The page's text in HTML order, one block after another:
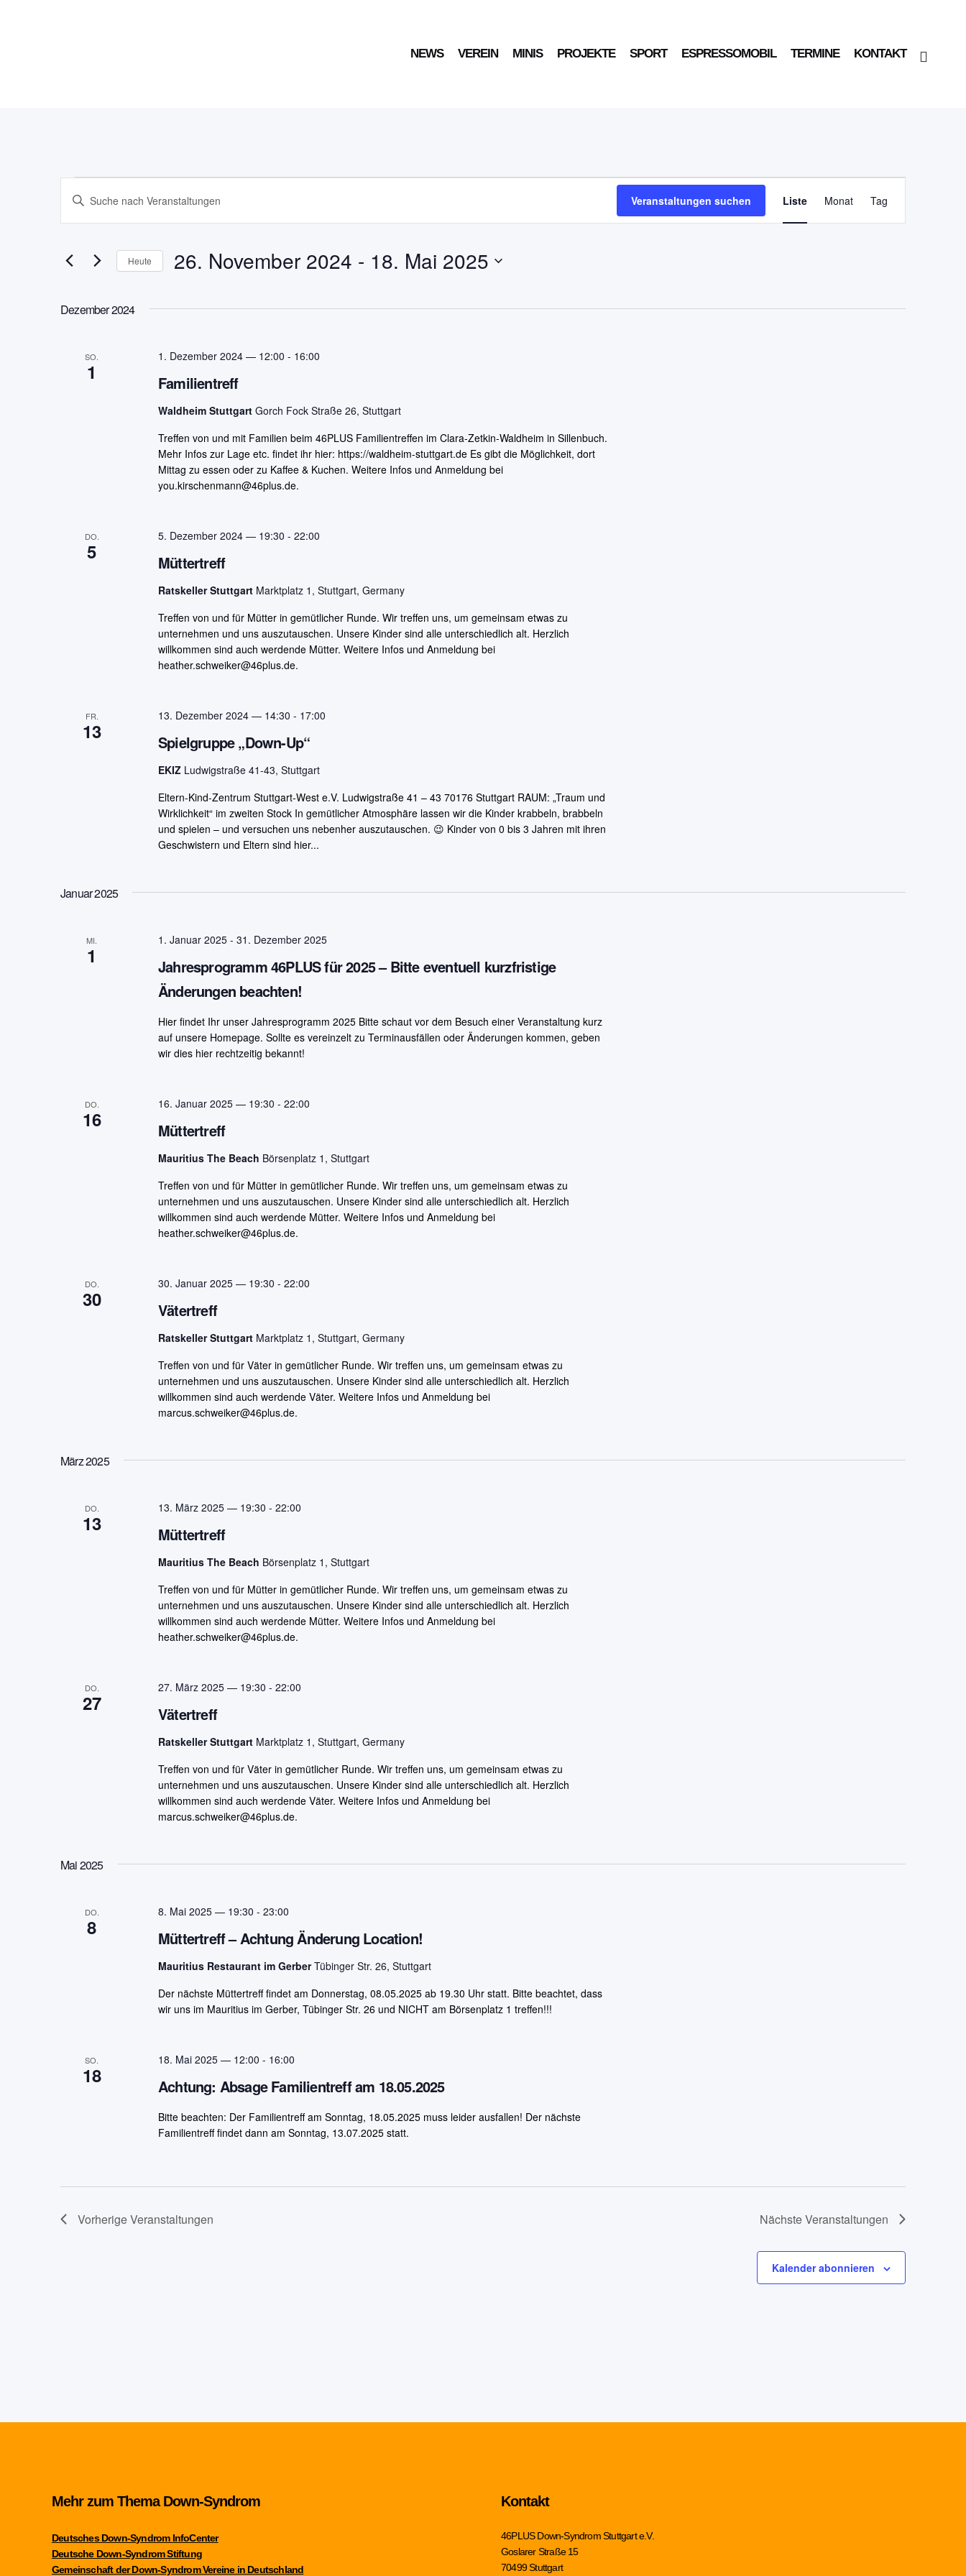
NEWS VEREIN MINIS PROJEKTE SPORT ESPRESSOMOBIL TERMINE KONTAKT
Veranstaltungen
Veranstaltungen
Suche
und
Bitte
nach
Schlüsselwort.
Veranstaltungen suchen
Ansichten-
Liste Monat Tag
Heute 26. November 2024 - 18. Mai 2025
Dezember 2024
SO.
1 Familientreff
1. Dezember 2024 — 12:00 - 16:00
Waldheim Stuttgart Gorch Fock Straße 26, Stuttgart
Treffen von und mit Familien beim 46PLUS Familientreffen im Clara-Zetkin-Waldheim in Sillenbuch.
Mehr Infos zur Lage etc. findet ihr hier: https://waldheim-stuttgart.de Es gibt die Möglichkeit, dort
Mittag zu essen oder zu Kaffee & Kuchen. Weitere Infos und Anmeldung bei
you.kirschenmann@46plus.de.
DO.
5 Müttertreff
5. Dezember 2024 — 19:30 - 22:00
Ratskeller Stuttgart Marktplatz 1, Stuttgart, Germany
Treffen von und für Mütter in gemütlicher Runde. Wir treffen uns, um gemeinsam etwas zu
unternehmen und uns auszutauschen. Unsere Kinder sind alle unterschiedlich alt. Herzlich
willkommen sind auch werdende Mütter. Weitere Infos und Anmeldung bei
heather.schweiker@46plus.de.
FR.
13 Spielgruppe „Down-Up“
13. Dezember 2024 — 14:30 - 17:00
EKIZ Ludwigstraße 41-43, Stuttgart
Eltern-Kind-Zentrum Stuttgart-West e.V. Ludwigstraße 41 – 43 70176 Stuttgart RAUM: „Traum und
Wirklichkeit“ im zweiten Stock In gemütlicher Atmosphäre lassen wir die Kinder krabbeln, brabbeln
und spielen – und versuchen uns nebenher auszutauschen. 😉 Kinder von 0 bis 3 Jahren mit ihren
Geschwistern und Eltern sind hier...
Januar 2025
MI.
1
Jahresprogramm 46PLUS für 2025 – Bitte eventuell kurzfristige
Änderungen beachten!
1. Januar 2025- 31. Dezember 2025
Hier findet Ihr unser Jahresprogramm 2025 Bitte schaut vor dem Besuch einer Veranstaltung kurz
auf unsere Homepage. Sollte es vereinzelt zu Terminausfällen oder Änderungen kommen, geben
wir dies hier rechtzeitig bekannt!
DO.
16 Müttertreff
16. Januar 2025 — 19:30 - 22:00
Mauritius The Beach Börsenplatz 1, Stuttgart
Treffen von und für Mütter in gemütlicher Runde. Wir treffen uns, um gemeinsam etwas zu
unternehmen und uns auszutauschen. Unsere Kinder sind alle unterschiedlich alt. Herzlich
willkommen sind auch werdende Mütter. Weitere Infos und Anmeldung bei
heather.schweiker@46plus.de.
DO.
30 Vätertreff
30. Januar 2025 — 19:30 - 22:00
Ratskeller Stuttgart Marktplatz 1, Stuttgart, Germany
Treffen von und für Väter in gemütlicher Runde. Wir treffen uns, um gemeinsam etwas zu
unternehmen und uns auszutauschen. Unsere Kinder sind alle unterschiedlich alt. Herzlich
willkommen sind auch werdende Väter. Weitere Infos und Anmeldung bei
marcus.schweiker@46plus.de.
März 2025
DO.
13 Müttertreff
13. März 2025 — 19:30 - 22:00
Mauritius The Beach Börsenplatz 1, Stuttgart
Treffen von und für Mütter in gemütlicher Runde. Wir treffen uns, um gemeinsam etwas zu
unternehmen und uns auszutauschen. Unsere Kinder sind alle unterschiedlich alt. Herzlich
willkommen sind auch werdende Mütter. Weitere Infos und Anmeldung bei
heather.schweiker@46plus.de.
DO.
27 Vätertreff
27. März 2025 — 19:30 - 22:00
Ratskeller Stuttgart Marktplatz 1, Stuttgart, Germany
Treffen von und für Väter in gemütlicher Runde. Wir treffen uns, um gemeinsam etwas zu
unternehmen und uns auszutauschen. Unsere Kinder sind alle unterschiedlich alt. Herzlich
willkommen sind auch werdende Väter. Weitere Infos und Anmeldung bei
marcus.schweiker@46plus.de.
Mai 2025
DO.
8 Müttertreff – Achtung Änderung Location!
8. Mai 2025 — 19:30 - 23:00
Mauritius Restaurant im GerberTübinger Str. 26, Stuttgart
Der nächste Müttertreff findet am Donnerstag, 08.05.2025 ab 19.30 Uhr statt. Bitte beachtet, dass
wir uns im Mauritius im Gerber, Tübinger Str. 26 und NICHT am Börsenplatz 1 treffen!!!
SO.
18 Achtung: Absage Familientreff am 18.05.2025
18. Mai 2025 — 12:00 - 16:00
Bitte beachten: Der Familientreff am Sonntag, 18.05.2025 muss leider ausfallen! Der nächste
Familientreff findet dann am Sonntag, 13.07.2025 statt.
VorherigeVeranstaltungen NächsteVeranstaltungen
Kalender abonnieren
Mehr zum Thema Down-Syndrom
Deutsches Down-Syndrom InfoCenter
Deutsche Down-Syndrom Stiftung
Gemeinschaft der Down-Syndrom Vereine in Deutschland
Kontakt
46PLUS Down-Syndrom Stuttgart e.V.
Goslarer Straße 15
70499 Stuttgart